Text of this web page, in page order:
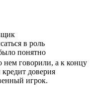
в роль
понятно
нем говорили, а к концу
доверия
игрок.